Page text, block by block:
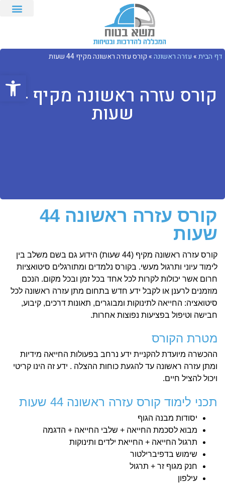
פתח
דף הבית» עזרה ראשונה» קורס עזרה ראשונה מקיף 44 שעות
קורס עזרה ראשונה מקיף 44
שעות
קורס עזרה ראשונה 44
שעות
קורס עזרה ראשונה מקיף (44 שעות) הידוע גם בשם משלב בין
לימוד עיוני ותרגול מעשי. בקורס נלמדים ומתורגלים סיטואציות
חרום אשר יכולות לקרות לכל אחד בכל זמן ובכל מקום. הנכם
מוזמנים לרענן או לקבל ידע חדש בתחום מתן עזרה ראשונה לכל
סיטואציה: החייאה לתינוקות ומבוגרים, תאונות דרכים, קיבוע,
חבישה וטיפול בפציעות נפוצות אחרות.
מטרת הקורס
ההכשרה מיועדת להקניית ידע נרחב בפעולות החייאה מידיות
ומתן עזרה ראשונה עד להגעת כוחות ההצלה . ידע זה הינו קריטי
ויכול להציל חיים.
תכני לימוד קורס עזרה ראשונה 44 שעות
יסודות מבנה הגוף
מבוא לסכמת החייאה + שלבי החייאה + הדגמה
תרגול החייאה + החייאת ילדים ותינוקות
שימוש בדפיברילטור
חנק מגוף זר + תרגול
עילפון